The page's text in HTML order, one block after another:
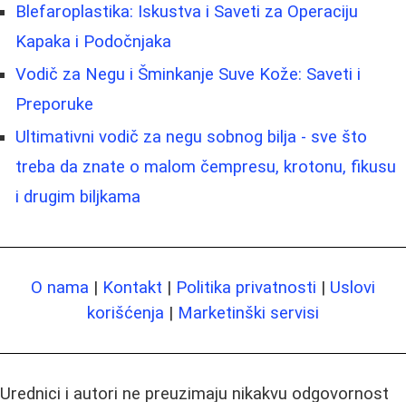
Blefaroplastika: Iskustva i Saveti za Operaciju
Kapaka i Podočnjaka
Vodič za Negu i Šminkanje Suve Kože: Saveti i
Preporuke
Ultimativni vodič za negu sobnog bilja - sve što
treba da znate o malom čempresu, krotonu, fikusu
i drugim biljkama
O nama | Kontakt | Politika privatnosti | Uslovi
korišćenja | Marketinški servisi
Urednici i autori ne preuzimaju nikakvu odgovornost